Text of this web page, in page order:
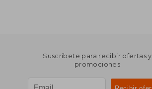
Suscríbete para recibir ofertas y
promociones